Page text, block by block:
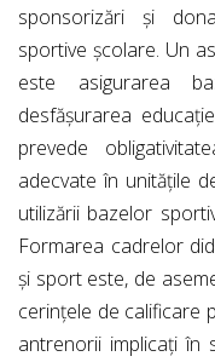
sponsorizări și
sportive școlare. Un
este asigurarea
desfășurarea
prevede
adecvate în unitățile
utilizării bazelor
Formarea cadrelor
și sport este, de
cerințele de calificare
antrenorii implicați în